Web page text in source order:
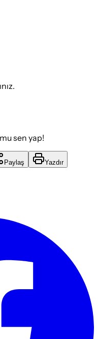
sen yap!
Paylaş Yazdır